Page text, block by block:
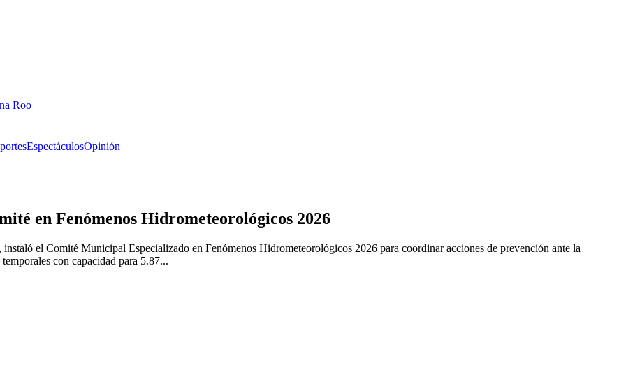
Roo
EspectáculosOpinión
en Fenómenos Hidrometeorológicos 2026
el Comité Municipal Especializado en Fenómenos Hidrometeorológicos 2026 para coordinar acciones de prevención ante la
con capacidad para 5.87...